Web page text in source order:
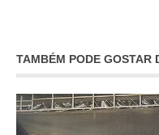
TAMBÉM PODE GOSTAR